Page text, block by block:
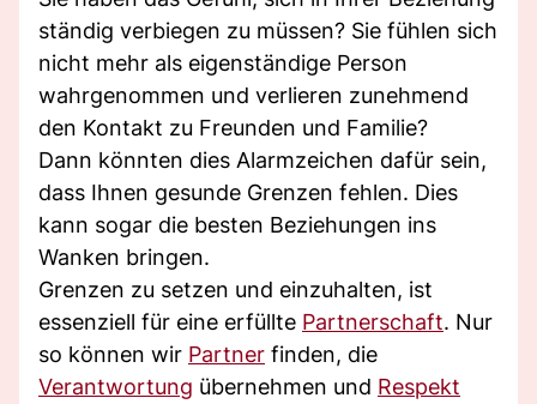
ständig verbiegen zu müssen? Sie fühlen sich
nicht mehr als eigenständige Person
wahrgenommen und verlieren zunehmend
den Kontakt zu Freunden und Familie?
Dann könnten dies Alarmzeichen dafür sein,
dass Ihnen gesunde Grenzen fehlen. Dies
kann sogar die besten Beziehungen ins
Wanken bringen.
Grenzen zu setzen und einzuhalten, ist
essenziell für eine erfüllte Partnerschaft. Nur
so können wir Partner finden, die
Verantwortung übernehmen und Respekt